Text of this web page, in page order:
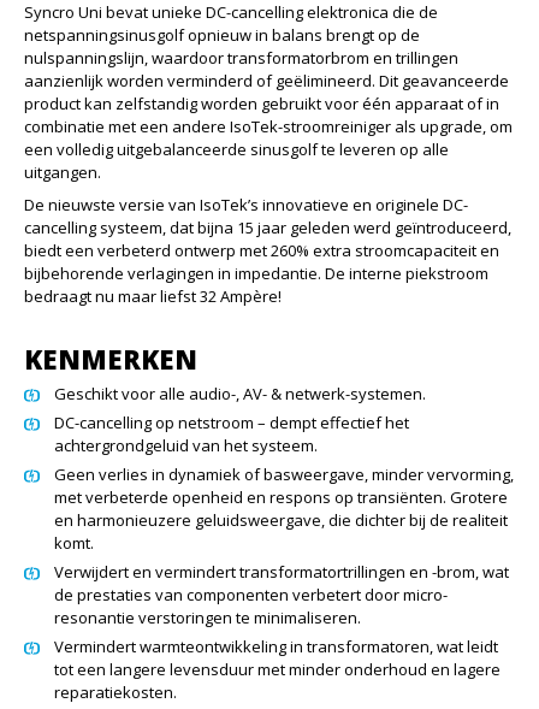
Syncro Uni bevat unieke DC-cancelling elektronica die de
netspanningsinusgolf opnieuw in balans brengt op de
nulspanningslijn, waardoor transformatorbrom en trillingen
aanzienlijk worden verminderd of geëlimineerd. Dit geavanceerde
product kan zelfstandig worden gebruikt voor één apparaat of in
combinatie met een andere IsoTek-stroomreiniger als upgrade, om
een volledig uitgebalanceerde sinusgolf te leveren op alle
uitgangen.
De nieuwste versie van IsoTek’s innovatieve en originele DC-
cancelling systeem, dat bijna 15 jaar geleden werd geïntroduceerd,
biedt een verbeterd ontwerp met 260% extra stroomcapaciteit en
bijbehorende verlagingen in impedantie. De interne piekstroom
bedraagt nu maar liefst 32 Ampère!
KENMERKEN
Geschikt voor alle audio-, AV- & netwerk-systemen.
DC-cancelling op netstroom – dempt effectief het
achtergrondgeluid van het systeem.
Geen verlies in dynamiek of basweergave, minder vervorming,
met verbeterde openheid en respons op transiënten. Grotere
en harmonieuzere geluidsweergave, die dichter bij de realiteit
komt.
Verwijdert en vermindert transformatortrillingen en -brom, wat
de prestaties van componenten verbetert door micro-
resonantie verstoringen te minimaliseren.
Vermindert warmteontwikkeling in transformatoren, wat leidt
tot een langere levensduur met minder onderhoud en lagere
reparatiekosten.